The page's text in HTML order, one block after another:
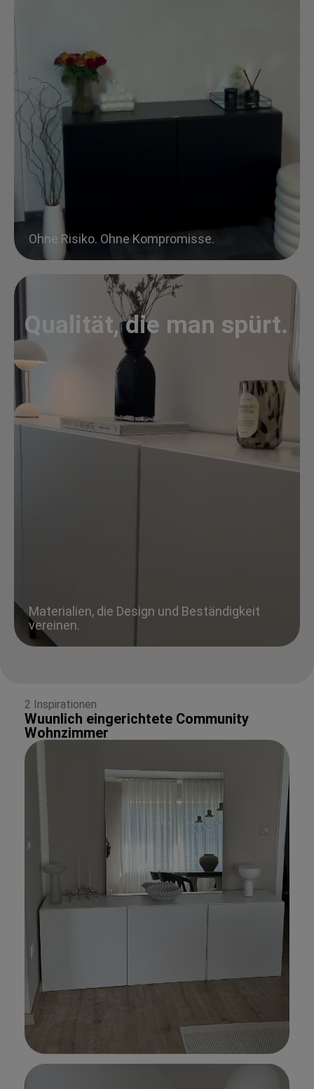
Ohne Risiko. Ohne Kompromisse.
Qualität, die man spürt.
Materialien, die Design und Beständigkeit
vereinen.
2 Inspirationen
Wuunlich eingerichtete Community
Wohnzimmer